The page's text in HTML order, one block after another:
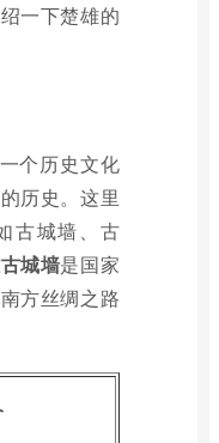
一下楚雄的
个历史文化
历史。这里
古城墙、古
城墙是国家
方丝绸之路